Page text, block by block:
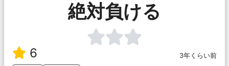
絶対負ける
6
3年くらい前